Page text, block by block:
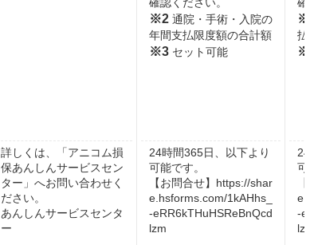
詳しくは、「アニコム損
保あんしんサービスセン
ター」へお問い合わせく
ださい。
あんしんサービスセンタ
ー
※2 通院・手術・入院の
年間支払限度額の合計額
※3 セット可能
24時間365日、以下より
可能です。
【お問合せ】https://shar
e.hsforms.com/1kAHhs_
-eRR6kTHuHSReBnQcd
lzm
払
24
可
-
lzm